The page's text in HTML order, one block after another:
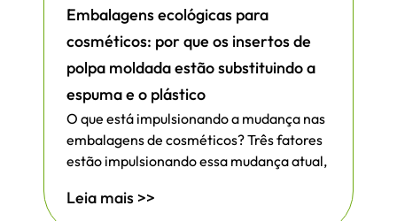
Embalagens ecológicas para
cosméticos: por que os insertos de
polpa moldada estão substituindo a
espuma e o plástico
O que está impulsionando a mudança nas
embalagens de cosméticos? Três fatores
estão impulsionando essa mudança atual,
Leia mais >>